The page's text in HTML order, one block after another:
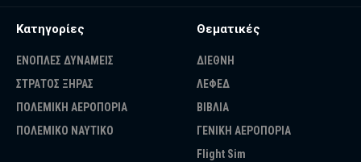
Κατηγορίες
ΕΝΟΠΛΕΣ ΔΥΝΑΜΕΙΣ
ΣΤΡΑΤΟΣ ΞΗΡΑΣ
ΠΟΛΕΜΙΚΗ ΑΕΡΟΠΟΡΙΑ
ΠΟΛΕΜΙΚΟ ΝΑΥΤΙΚΟ
Θεματικές
ΔΙΕΘΝΗ
ΛΕΦΕΔ
ΒΙΒΛΙΑ
ΓΕΝΙΚΗ ΑΕΡΟΠΟΡΙΑ
Flight Sim